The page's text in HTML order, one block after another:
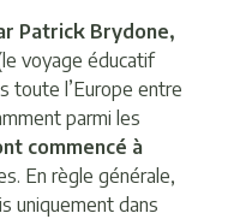
Patrick Brydone,
voyage éducatif
toute l’Europe entre
parmi les
commencé à
En règle générale,
uniquement dans